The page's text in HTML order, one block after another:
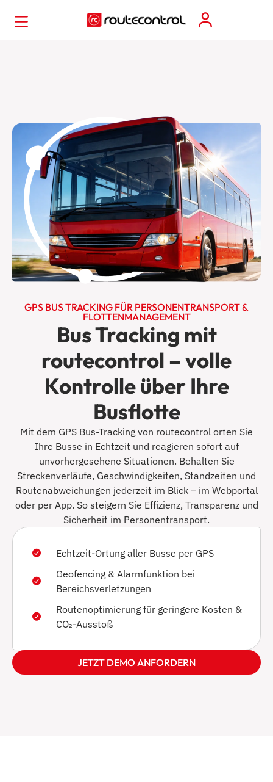
GPS BUS TRACKING FÜR PERSONENTRANSPORT &
FLOTTENMANAGEMENT
Bus Tracking mit
routecontrol – volle
Kontrolle über Ihre
Busflotte
Mit dem GPS Bus-Tracking von routecontrol orten Sie
Ihre Busse in Echtzeit und reagieren sofort auf
unvorhergesehene Situationen. Behalten Sie
Streckenverläufe, Geschwindigkeiten, Standzeiten und
Routenabweichungen jederzeit im Blick – im Webportal
oder per App. So steigern Sie Effizienz, Transparenz und
Sicherheit im Personentransport.
Echtzeit-Ortung aller Busse per GPS
Geofencing & Alarmfunktion bei
Bereichsverletzungen
Routenoptimierung für geringere Kosten &
CO₂-Ausstoß
JETZT DEMO ANFORDERN